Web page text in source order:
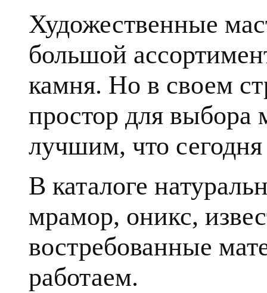
Художественные
большой
камня. Но в своем
простор для выбора
лучшим, что
В каталоге
мрамор, оникс,
востребованные
работаем.